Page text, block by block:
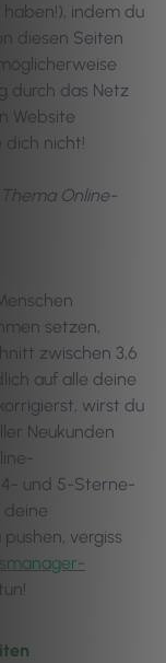
indem du
diesen Seiten
durch das Netz
Website
nicht!
Online-
setzen,
zwischen 3,6
auf alle deine
wirst du
Neukunden
und 5-Sterne-
deine
vergiss